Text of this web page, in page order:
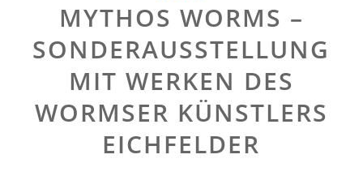
MYTHOS WORMS –
SONDERAUSSTELLUNG
MIT WERKEN DES
WORMSER KÜNSTLERS
EICHFELDER